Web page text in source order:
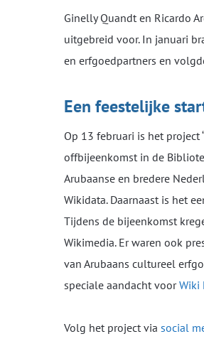
Ginelly Quandt en Ricardo
uitgebreid voor. In januari
en erfgoedpartners en
Een feestelijke
Op 13 februari is het project
offbijeenkomst in de
Arubaanse en bredere
Wikidata. Daarnaast is het
Tijdens de bijeenkomst
Wikimedia. Er waren ook
van Arubaans cultureel
speciale aandacht voorWiki
Volg het project via social